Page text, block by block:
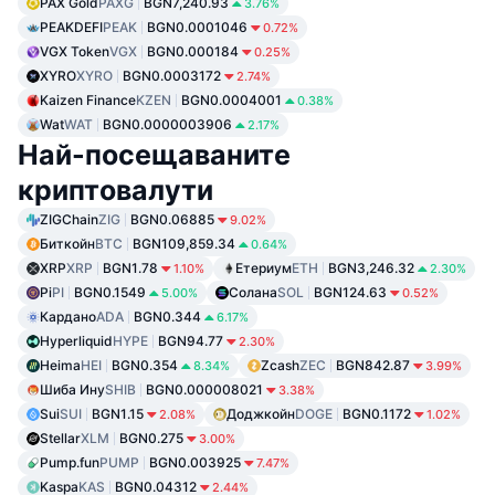
3.76%
PEAKDEFIPEAK BGN0.0001046 0.72%
VGX TokenVGX BGN0.000184 0.25%
XYROXYRO BGN0.0003172 2.74%
Kaizen FinanceKZEN BGN0.0004001 0.38%
WatWAT BGN0.0000003906 2.17%
Най-посещаваните
криптовалути
ZIGChainZIG BGN0.06885 9.02%
БиткойнBTC BGN109,859.34 0.64%
XRPXRP BGN1.78 1.10% ЕтериумETH BGN3,246.32 2.30%
PiPI BGN0.1549 5.00% СоланаSOL BGN124.63 0.52%
КарданоADA BGN0.344 6.17%
HyperliquidHYPE BGN94.77 2.30%
HeimaHEI BGN0.354 8.34% ZcashZEC BGN842.87 3.99%
Шиба ИнуSHIB BGN0.000008021 3.38%
SuiSUI BGN1.15 2.08% ДоджкойнDOGE BGN0.1172 1.02%
StellarXLM BGN0.275 3.00%
Pump.funPUMP BGN0.003925 7.47%
KaspaKAS BGN0.04312 2.44%